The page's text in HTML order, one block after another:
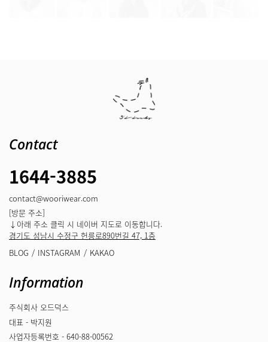
Contact
1644-3885
contact@wooriwear.com
[방문 주소]
↓아래 주소 클릭 시 네이버 지도로 이동합니다.
경기도 성남시 수정구 헌릉로890번길 47, 1층
BLOG
INSTAGRAM KAKAO
Information
주식회사 오드덕스
대표 - 박지원
사업자등록번호 - 640-88-00562